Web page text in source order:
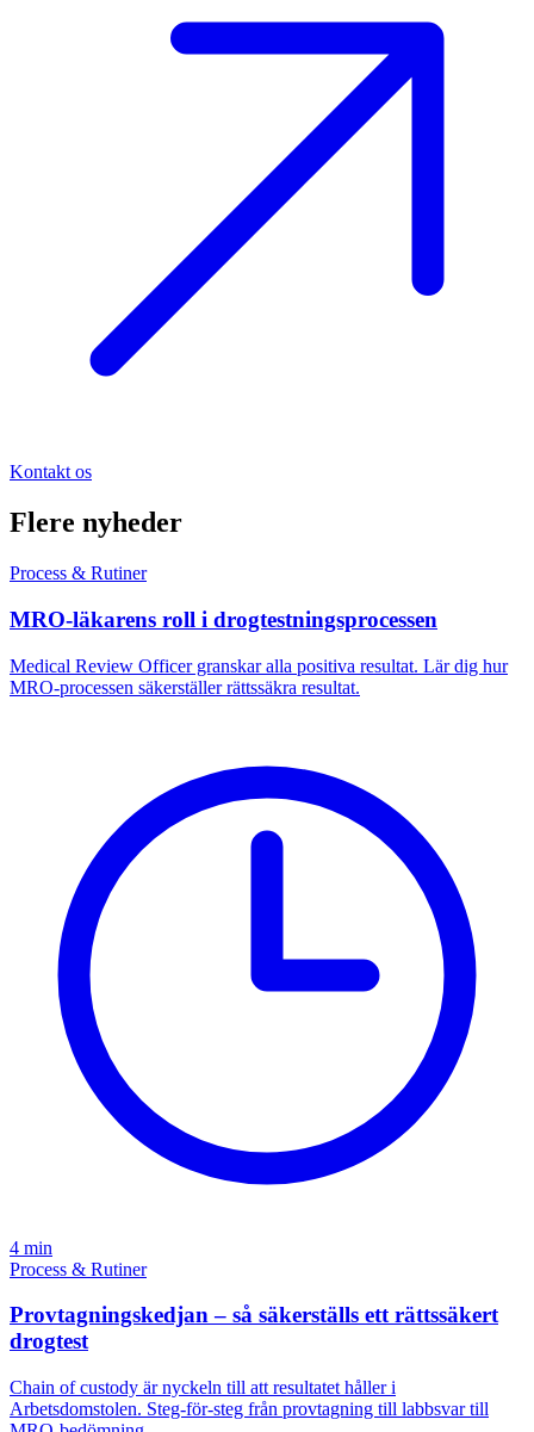
Kontakt os
Flere nyheder
Process & Rutiner
MRO-läkarens roll i drogtestningsprocessen
Medical Review Officer granskar alla positiva resultat. Lär dig hur
MRO-processen säkerställer rättssäkra resultat.
4 min
Process & Rutiner
Provtagningskedjan – så säkerställs ett rättssäkert
drogtest
Chain of custody är nyckeln till att resultatet håller i
Arbetsdomstolen. Steg-för-steg från provtagning till labbsvar till